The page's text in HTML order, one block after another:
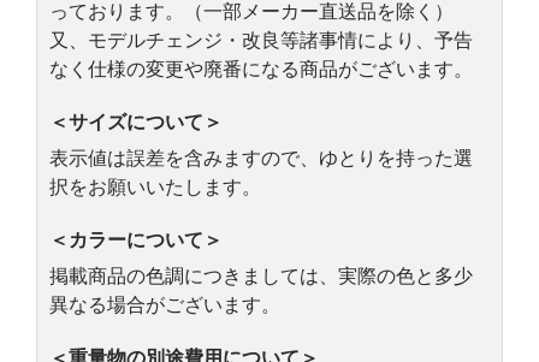
っております。（一部メーカー直送品を除く）
又、モデルチェンジ・改良等諸事情により、予告
なく仕様の変更や廃番になる商品がございます。
＜サイズについて＞
表示値は誤差を含みますので、ゆとりを持った選
択をお願いいたします。
＜カラーについて＞
掲載商品の色調につきましては、実際の色と多少
異なる場合がございます。